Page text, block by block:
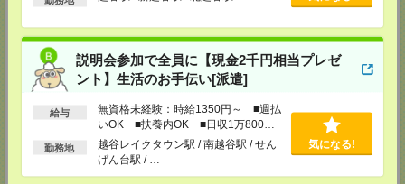
説明会参加で全員に【現金2千円相当プレゼ
ント】生活のお手伝い[派遣]
給与
無資格未経験：時給1350円～ ■週払
いOK ■扶養内OK ■日収1万800円
以上
勤務地
越谷レイクタウン駅 / 南越谷駅 / せん
げん台駅 / …
気になる!
〒220-8136
神奈川県横浜市西区みなとみらい 2-2-1 横浜ランドマークタワー36F
TEL：0120-659-459
MAIL：CS_YOKOHAMA@manpowergroup.jp
担当：採用担当
CS大宮支店
〒330-0854 埼玉県さいたま市大宮区桜木町 1-10-16 シーノ大宮ノース
ウイング 9階
TEL：0120-769-355